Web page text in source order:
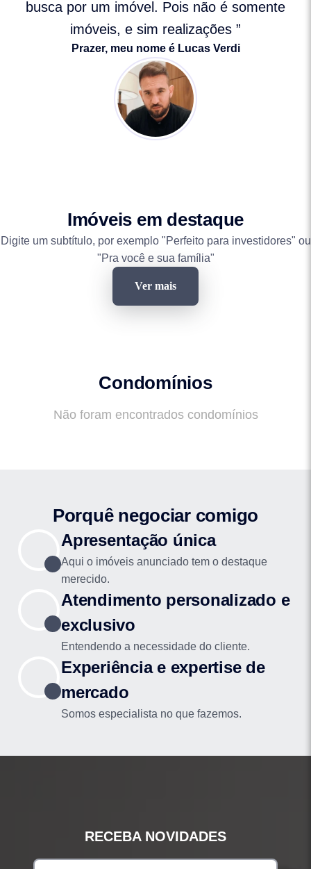
busca por um imóvel. Pois não é somente
imóveis, e sim realizações ”
Prazer, meu nome é Lucas Verdi
Imóveis em destaque
Digite um subtítulo, por exemplo "Perfeito para investidores" ou
"Pra você e sua família"
Ver mais
Condomínios
Não foram encontrados condomínios
Porquê negociar comigo
Apresentação única
Aqui o imóveis anunciado tem o destaque
merecido.
Atendimento personalizado e
exclusivo
Entendendo a necessidade do cliente.
Experiência e expertise de
mercado
Somos especialista no que fazemos.
RECEBA NOVIDADES